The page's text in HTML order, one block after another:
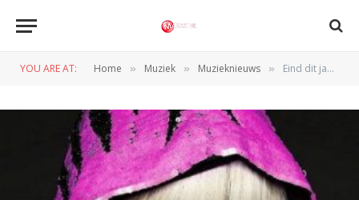
YOU ARE AT: Home » Muziek » Muzieknieuws » Eind dit jaar nieuw album Lady Gaga